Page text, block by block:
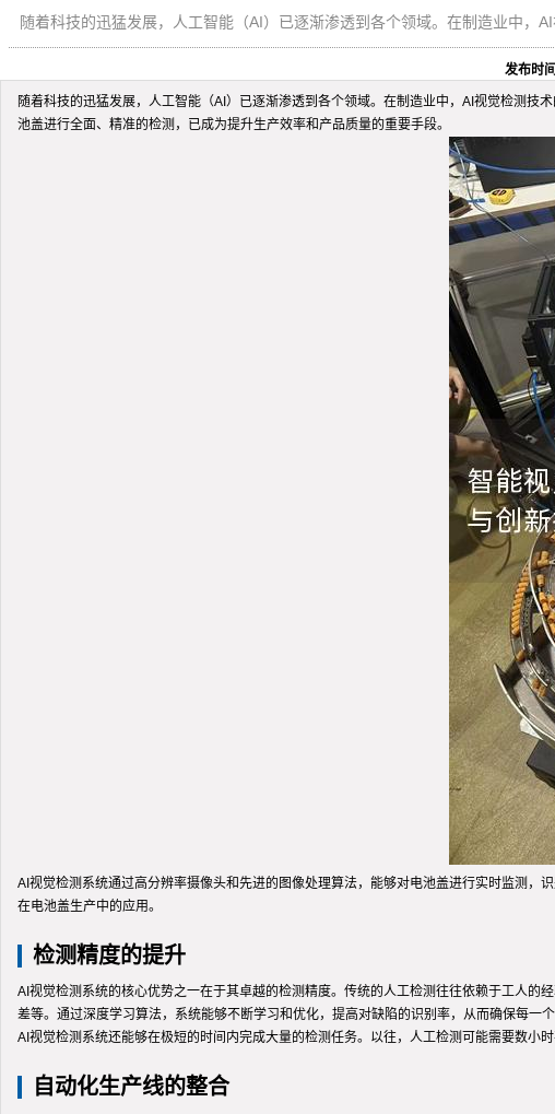
随着科技的迅猛发展，人工智能（AI）已逐渐渗透到各个领域。在制造业中，
发布时
随着科技的迅猛发展，人工智能（AI）已逐渐渗透到各个领域。在制造业中，AI视觉检测
池盖进行全面、精准的检测，已成为提升生产效率和产品质量的重要手段。
AI视觉检测系统通过高分辨率摄像头和先进的图像处理算法，能够对电池盖进行实时监测
在电池盖生产中的应用。
检测精度的提升
AI视觉检测系统的核心优势之一在于其卓越的检测精度。传统的人工检测往往依赖于工人
差等。通过深度学习算法，系统能够不断学习和优化，提高对缺陷的识别率，从而确保每一
AI视觉检测系统还能够在极短的时间内完成大量的检测任务。以往，人工检测可能需要数小
自动化生产线的整合